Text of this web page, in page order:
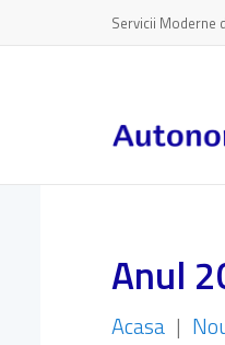
Servicii Moderne
Anul
Acasa |